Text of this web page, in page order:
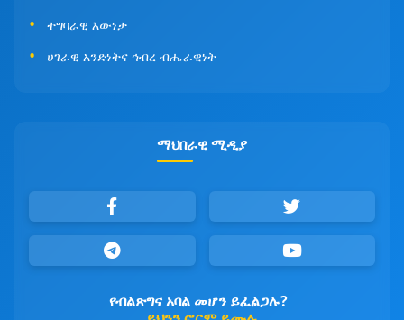
ተግባራዊ እውነታ
ሀገራዊ አንድነትና ኅብረ ብሔራዊነት
ማህበራዊ ሚዲያ
የብልጽግና አባል መሆን ይፈልጋሉ?